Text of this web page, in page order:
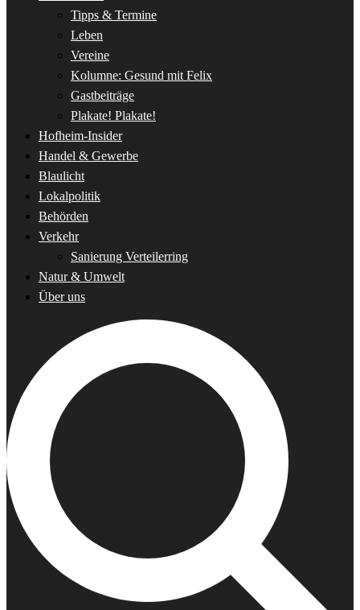
Tipps & Termine
Leben
Vereine
Kolumne: Gesund mit Felix
Gastbeiträge
Plakate! Plakate!
Hofheim-Insider
Handel & Gewerbe
Blaulicht
Lokalpolitik
Behörden
Verkehr
Sanierung Verteilerring
Natur & Umwelt
Über uns